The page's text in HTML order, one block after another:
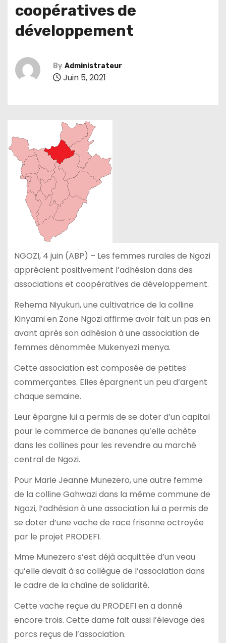
coopératives de
développement
By Administrateur
Juin 5, 2021
NGOZI, 4 juin (ABP) – Les femmes rurales de Ngozi
apprécient positivement l’adhésion dans des
associations et coopératives de développement.
Rehema Niyukuri, une cultivatrice de la colline
Kinyami en Zone Ngozi affirme avoir fait un pas en
avant après son adhésion à une association de
femmes dénommée Mukenyezi menya.
Cette association est composée de petites
commerçantes. Elles épargnent un peu d’argent
chaque semaine.
Leur épargne lui a permis de se doter d’un capital
pour le commerce de bananes qu’elle achète
dans les collines pour les revendre au marché
central de Ngozi.
Pour Marie Jeanne Munezero, une autre femme
de la colline Gahwazi dans la même commune de
Ngozi, l’adhésion à une association lui a permis de
se doter d’une vache de race frisonne octroyée
par le projet PRODEFI.
Mme Munezero s’est déjà acquittée d’un veau
qu’elle devait à sa collègue de l’association dans
le cadre de la chaîne de solidarité.
Cette vache reçue du PRODEFI en a donné
encore trois. Cette dame fait aussi l’élevage des
porcs reçus de l’association.